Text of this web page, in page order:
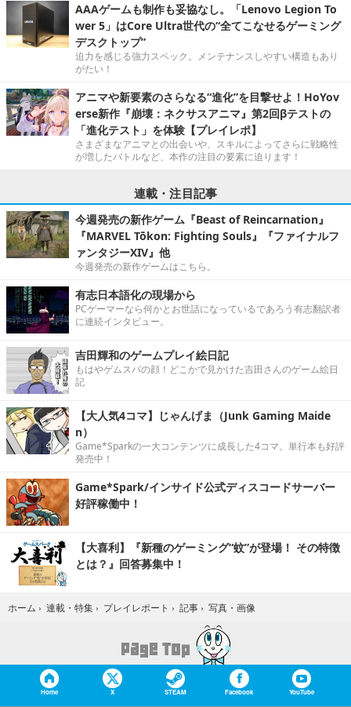
AAAゲームも制作も妥協なし。「Lenovo Legion To
wer 5」はCore Ultra世代の“全てこなせるゲーミング
デスクトップ”
迫力を感じる強力スペック。メンテナンスしやすい構造もあり
がたい！
アニマや新要素のさらなる“進化”を目撃せよ！HoYov
erse新作『崩壊：ネクサスアニマ』第2回βテストの
「進化テスト」を体験【プレイレポ】
さまざまなアニマとの出会いや、スキルによってさらに戦略性
が増したバトルなど、本作の注目の要素に迫ります！
連載・注目記事
今週発売の新作ゲーム『Beast of Reincarnation』
『MARVEL Tōkon: Fighting Souls』『ファイナルフ
ァンタジーXIV』他
今週発売の新作ゲームはこちら。
有志日本語化の現場から
PCゲーマーなら何かとお世話になっているであろう有志翻訳者
に連続インタビュー。
吉田輝和のゲームプレイ絵日記
もはやゲムスパの顔！どこかで見かけた吉田さんのゲーム絵日
記
【大人気4コマ】じゃんげま（Junk Gaming Maide
n）
Game*Sparkの一大コンテンツに成長した4コマ。単行本も好評
発売中！
Game*Spark/インサイド公式ディスコードサーバー
好評稼働中！
【大喜利】『新種のゲーミング“蚊”が登場！ その特徴
とは？』回答募集中！
ホーム › 連載・特集 › プレイレポート › 記事 › 写真・画像
Home X STEAM Facebook YouTube